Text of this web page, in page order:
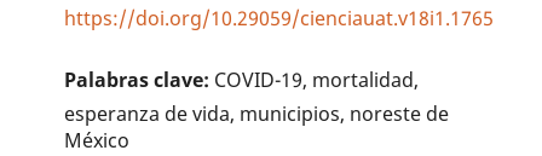
https://doi.org/10.29059/cienciauat.v18i1.1765
Palabras clave: COVID-19, mortalidad,
esperanza de vida, municipios, noreste de
México